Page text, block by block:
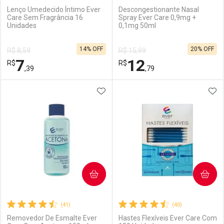
Comprar sem Desconto
Por R$ 7,19/cada
Comprar sem Desconto
Por R$ 7,19/cada
Ativar Desconto
Comprar sem Desconto
Por R$ 10,31/cada
Comprar sem Desconto
Por R$ 10,31/cada
Lenço Umedecido Íntimo Ever
Care Sem Fragrância 16
Unidades
R$ 8,59
R$7,39
14% OFF
Laboratório
Por Menos
Descongestionante Nasal
Spray Ever Care 0,9mg +
0,1mg 50ml
R$ 15,99
R$12,79
20% OFF
Laboratório
Por Menos
(41)
Removedor De Esmalte Ever
ADICIONAR AOS FAVORITOS
COMPRAR
(40)
Hastes Flexíveis Ever Care Com
COMPRAR